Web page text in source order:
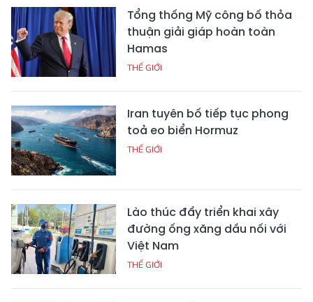
Tổng thống Mỹ công bố thỏa
thuận giải giáp hoàn toàn
Hamas
THẾ GIỚI
Iran tuyên bố tiếp tục phong
toả eo biển Hormuz
THẾ GIỚI
Lào thúc đẩy triển khai xây
đường ống xăng dầu nối với
Việt Nam
THẾ GIỚI